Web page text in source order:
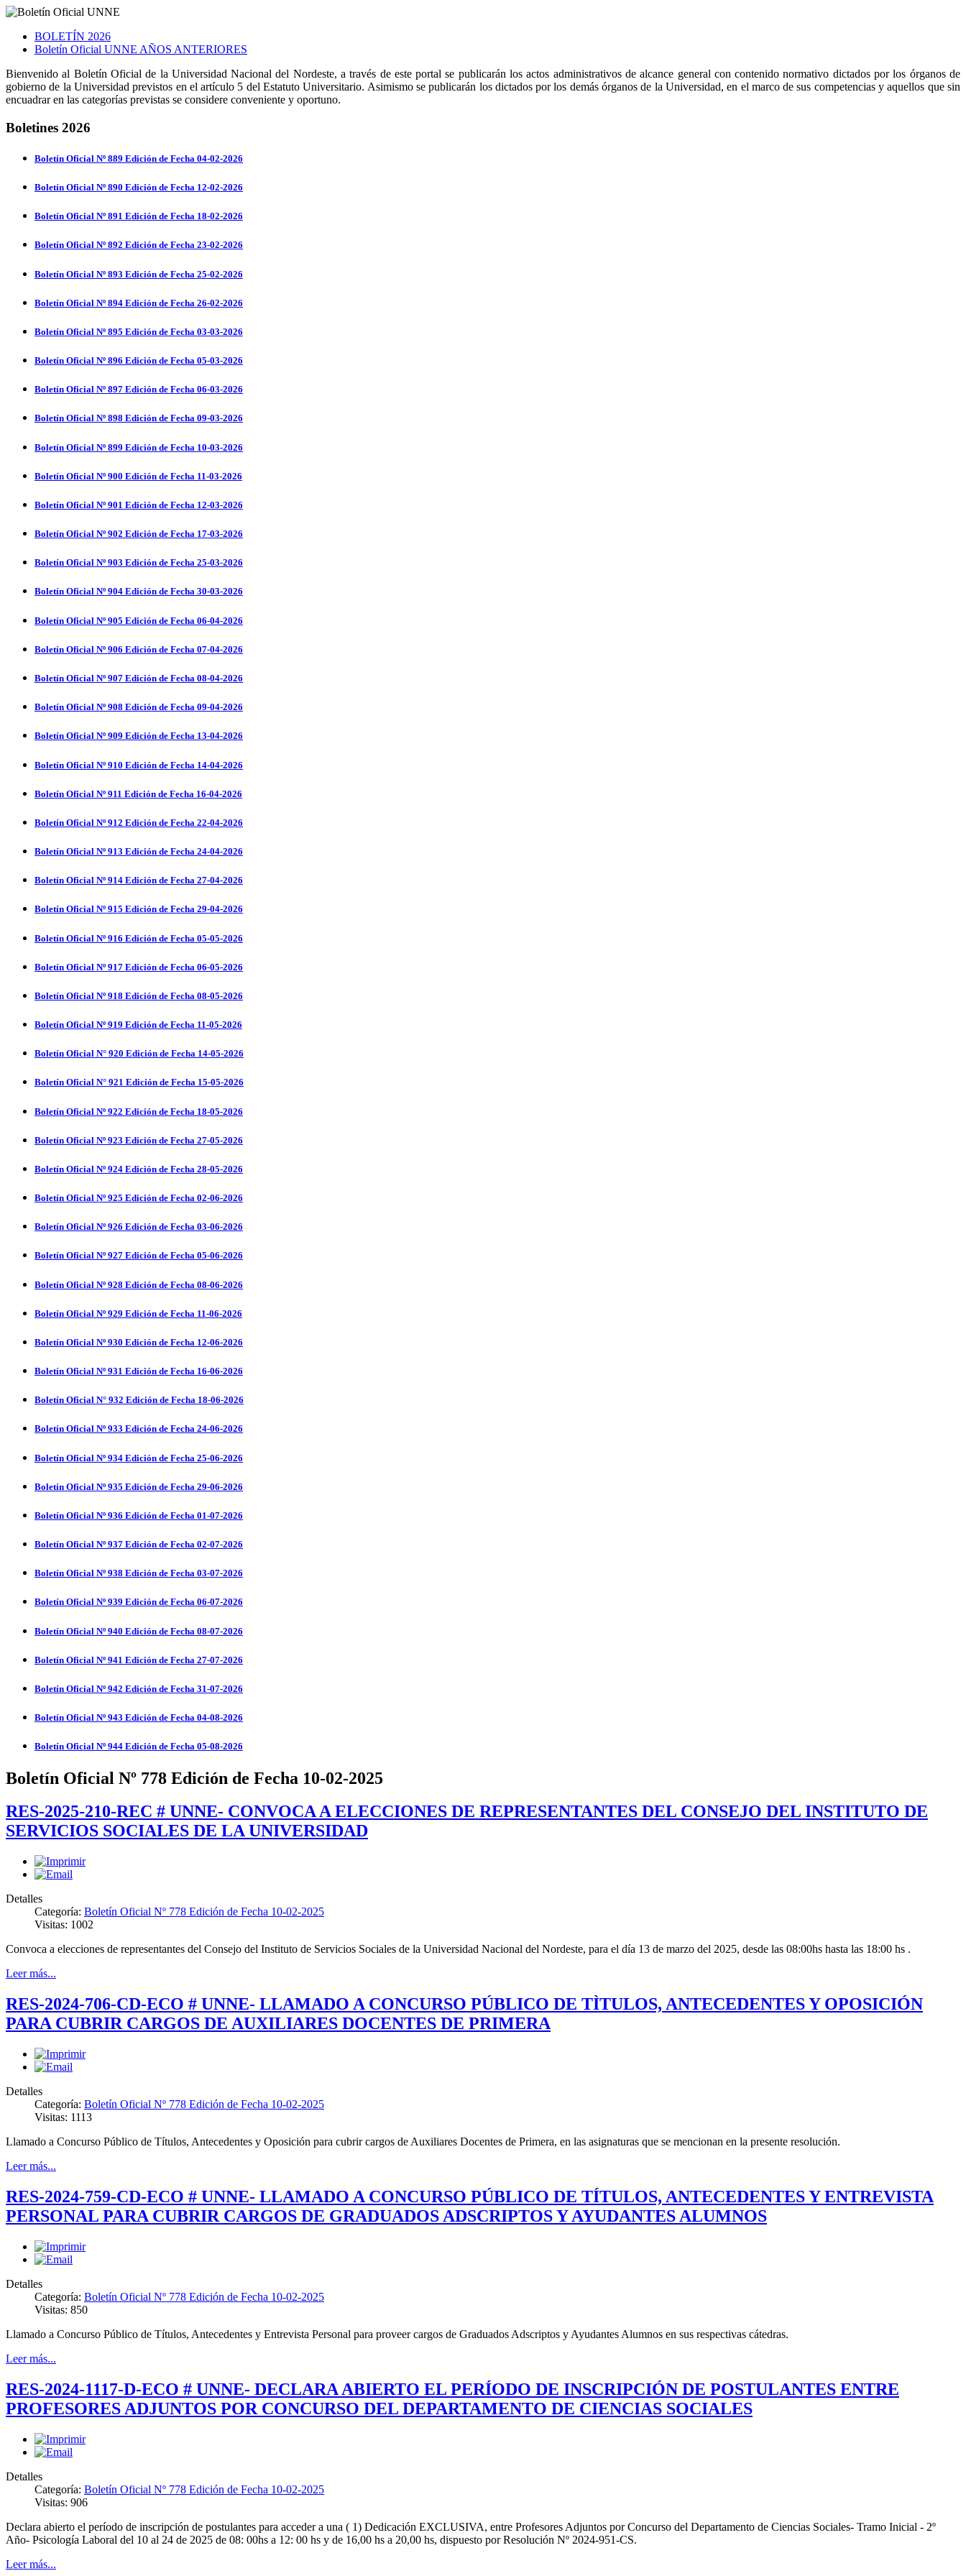
BOLETÍN 2026
Boletín Oficial UNNE AÑOS ANTERIORES
Bienvenido al Boletín Oficial de la Universidad Nacional del Nordeste, a través de este portal se publicarán los actos administrativos de alcance general con contenido normativo dictados por los órganos de
gobierno de la Universidad previstos en el artículo 5 del Estatuto Universitario. Asimismo se publicarán los dictados por los demás órganos de la Universidad, en el marco de sus competencias y aquellos que sin
encuadrar en las categorías previstas se considere conveniente y oportuno.
Boletines 2026
Boletín Oficial Nº 889 Edición de Fecha 04-02-2026
Boletín Oficial Nº 890 Edición de Fecha 12-02-2026
Boletín Oficial Nº 891 Edición de Fecha 18-02-2026
Boletín Oficial Nº 892 Edición de Fecha 23-02-2026
Boletín Oficial Nº 893 Edición de Fecha 25-02-2026
Boletín Oficial Nº 894 Edición de Fecha 26-02-2026
Boletín Oficial Nº 895 Edición de Fecha 03-03-2026
Boletín Oficial Nº 896 Edición de Fecha 05-03-2026
Boletín Oficial Nº 897 Edición de Fecha 06-03-2026
Boletín Oficial Nº 898 Edición de Fecha 09-03-2026
Boletín Oficial Nº 899 Edición de Fecha 10-03-2026
Boletín Oficial Nº 900 Edición de Fecha 11-03-2026
Boletín Oficial Nº 901 Edición de Fecha 12-03-2026
Boletín Oficial Nº 902 Edición de Fecha 17-03-2026
Boletín Oficial Nº 903 Edición de Fecha 25-03-2026
Boletín Oficial Nº 904 Edición de Fecha 30-03-2026
Boletín Oficial Nº 905 Edición de Fecha 06-04-2026
Boletín Oficial Nº 906 Edición de Fecha 07-04-2026
Boletín Oficial Nº 907 Edición de Fecha 08-04-2026
Boletín Oficial Nº 908 Edición de Fecha 09-04-2026
Boletín Oficial Nº 909 Edición de Fecha 13-04-2026
Boletín Oficial Nº 910 Edición de Fecha 14-04-2026
Boletín Oficial Nº 911 Edición de Fecha 16-04-2026
Boletín Oficial Nº 912 Edición de Fecha 22-04-2026
Boletín Oficial Nº 913 Edición de Fecha 24-04-2026
Boletín Oficial Nº 914 Edición de Fecha 27-04-2026
Boletín Oficial Nº 915 Edición de Fecha 29-04-2026
Boletín Oficial Nº 916 Edición de Fecha 05-05-2026
Boletín Oficial Nº 917 Edición de Fecha 06-05-2026
Boletín Oficial Nº 918 Edición de Fecha 08-05-2026
Boletín Oficial Nº 919 Edición de Fecha 11-05-2026
Boletín Oficial N° 920 Edición de Fecha 14-05-2026
Boletín Oficial N° 921 Edición de Fecha 15-05-2026
Boletín Oficial Nº 922 Edición de Fecha 18-05-2026
Boletín Oficial Nº 923 Edición de Fecha 27-05-2026
Boletín Oficial Nº 924 Edición de Fecha 28-05-2026
Boletín Oficial Nº 925 Edición de Fecha 02-06-2026
Boletín Oficial Nº 926 Edición de Fecha 03-06-2026
Boletín Oficial Nº 927 Edición de Fecha 05-06-2026
Boletín Oficial Nº 928 Edición de Fecha 08-06-2026
Boletín Oficial Nº 929 Edición de Fecha 11-06-2026
Boletín Oficial Nº 930 Edición de Fecha 12-06-2026
Boletín Oficial Nº 931 Edición de Fecha 16-06-2026
Boletín Oficial N° 932 Edición de Fecha 18-06-2026
Boletín Oficial Nº 933 Edición de Fecha 24-06-2026
Boletín Oficial Nº 934 Edición de Fecha 25-06-2026
Boletín Oficial Nº 935 Edición de Fecha 29-06-2026
Boletín Oficial Nº 936 Edición de Fecha 01-07-2026
Boletín Oficial Nº 937 Edición de Fecha 02-07-2026
Boletín Oficial Nº 938 Edición de Fecha 03-07-2026
Boletín Oficial Nº 939 Edición de Fecha 06-07-2026
Boletín Oficial Nº 940 Edición de Fecha 08-07-2026
Boletín Oficial Nº 941 Edición de Fecha 27-07-2026
Boletín Oficial Nº 942 Edición de Fecha 31-07-2026
Boletín Oficial Nº 943 Edición de Fecha 04-08-2026
Boletín Oficial Nº 944 Edición de Fecha 05-08-2026
Boletín Oficial Nº 778 Edición de Fecha 10-02-2025
RES-2025-210-REC # UNNE- CONVOCA A ELECCIONES DE REPRESENTANTES DEL CONSEJO DEL INSTITUTO DE
SERVICIOS SOCIALES DE LA UNIVERSIDAD
Detalles
Categoría: Boletín Oficial Nº 778 Edición de Fecha 10-02-2025
Visitas: 1002
Convoca a elecciones de representantes del Consejo del Instituto de Servicios Sociales de la Universidad Nacional del Nordeste, para el día 13 de marzo del 2025, desde las 08:00hs hasta las 18:00 hs .
Leer más...
RES-2024-706-CD-ECO # UNNE- LLAMADO A CONCURSO PÚBLICO DE TÌTULOS, ANTECEDENTES Y OPOSICIÓN
PARA CUBRIR CARGOS DE AUXILIARES DOCENTES DE PRIMERA
Detalles
Categoría: Boletín Oficial Nº 778 Edición de Fecha 10-02-2025
Visitas: 1113
Llamado a Concurso Público de Títulos, Antecedentes y Oposición para cubrir cargos de Auxiliares Docentes de Primera, en las asignaturas que se mencionan en la presente resolución.
Leer más...
RES-2024-759-CD-ECO # UNNE- LLAMADO A CONCURSO PÚBLICO DE TÍTULOS, ANTECEDENTES Y ENTREVISTA
PERSONAL PARA CUBRIR CARGOS DE GRADUADOS ADSCRIPTOS Y AYUDANTES ALUMNOS
Detalles
Categoría: Boletín Oficial Nº 778 Edición de Fecha 10-02-2025
Visitas: 850
Llamado a Concurso Público de Títulos, Antecedentes y Entrevista Personal para proveer cargos de Graduados Adscriptos y Ayudantes Alumnos en sus respectivas cátedras.
Leer más...
RES-2024-1117-D-ECO # UNNE- DECLARA ABIERTO EL PERÍODO DE INSCRIPCIÓN DE POSTULANTES ENTRE
PROFESORES ADJUNTOS POR CONCURSO DEL DEPARTAMENTO DE CIENCIAS SOCIALES
Detalles
Categoría: Boletín Oficial Nº 778 Edición de Fecha 10-02-2025
Visitas: 906
Declara abierto el período de inscripción de postulantes para acceder a una ( 1) Dedicación EXCLUSIVA, entre Profesores Adjuntos por Concurso del Departamento de Ciencias Sociales- Tramo Inicial - 2º
Año- Psicología Laboral del 10 al 24 de 2025 de 08: 00hs a 12: 00 hs y de 16,00 hs a 20,00 hs, dispuesto por Resolución Nº 2024-951-CS.
Leer más...